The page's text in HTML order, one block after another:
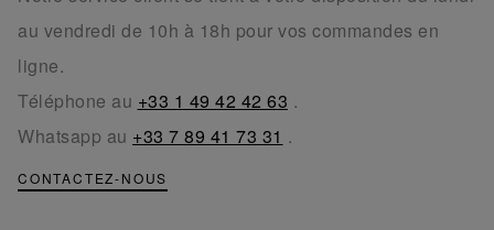
au vendredi de 10h à 18h pour vos commandes en
ligne.
Téléphone au +33 1 49 42 42 63 .
Whatsapp au +33 7 89 41 73 31 .
CONTACTEZ-NOUS